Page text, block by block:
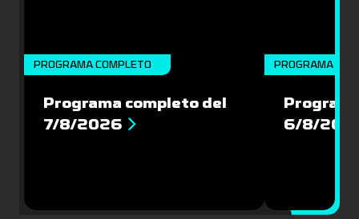
PROGRAMA COMPLETO
Programa completo del
7/8/2026
PROGRAMA
6/8/